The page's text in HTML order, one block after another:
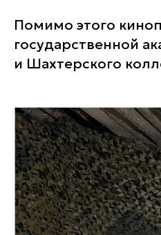
Помимо этого
государственной
и Шахтерского